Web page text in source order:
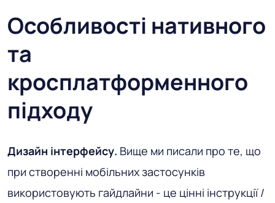
Особливості нативного
та
кросплатформенного
підходу
Дизайн інтерфейсу. Вище ми писали про те, що
при створенні мобільних застосунків
використовують гайдлайни - це цінні інструкції /